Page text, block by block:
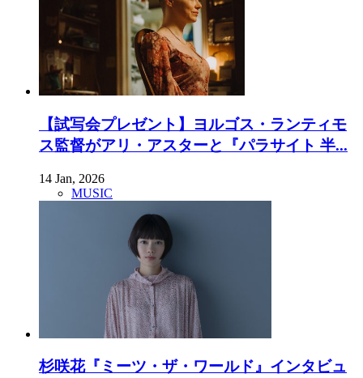
【試写会プレゼント】ヨルゴス・ランティモ
ス監督がアリ・アスターと『パラサイト 半...
14 Jan, 2026
MUSIC
杉咲花『ミーツ・ザ・ワールド』インタビュ